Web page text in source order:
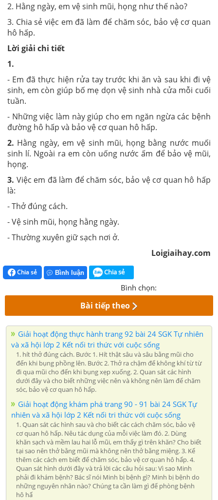
2. Hằng ngày, em vệ sinh mũi, họng như thế nào?
3. Chia sẻ việc em đã làm để chăm sóc, bảo vệ cơ quan
hô hấp.
Lời giải chi tiết
1.
- Em đã thực hiện rửa tay trước khi ăn và sau khi đi vệ
sinh, em còn giúp bố mẹ dọn vệ sinh nhà cửa mỗi cuối
tuần.
- Những việc làm này giúp cho em ngăn ngừa các bệnh
đường hô hấp và bảo vệ cơ quan hô hấp.
2. Hằng ngày, em vệ sinh mũi, họng bằng nước muối
sinh lí. Ngoài ra em còn uống nước ấm để bảo vệ mũi,
họng.
3. Việc em đã làm để chăm sóc, bảo vệ cơ quan hô hấp
là:
- Thở đúng cách.
- Vệ sinh mũi, họng hằng ngày.
- Thường xuyên giữ sạch nơi ở.
Loigiaihay.com
Chia sẻ Bình luận Chia sẻ
Bình chọn:
Bài tiếp theo
Giải hoạt động thực hành trang 92 bài 24 SGK Tự nhiên
và xã hội lớp 2 Kết nối tri thức với cuộc sống
1. hít thở đúng cách. Bước 1. Hít thật sâu và sâu bằng mũi cho
đến khi bụng phồng lên. Bước 2. Thở ra chậm để không khí từ từ
đi qua mũi cho đến khi bụng xẹp xuống. 2. Quan sát các hình
dưới đây và cho biết những việc nên và không nên làm để chăm
sóc, bảo vệ cơ quan hô hấp.
Giải hoạt động khám phá trang 90 - 91 bài 24 SGK Tự
nhiên và xã hội lớp 2 Kết nối tri thức với cuộc sống
1. Quan sát các hình sau và cho biết các cách chăm sóc, bảo vệ
cơ quan hô hấp. Nêu tác dụng của mỗi việc làm đó. 2. Dùng
khăn sạch và mềm lau hai lỗ mũi, em thấy gì trên khăn? Cho biết
tại sao nên thở bằng mũi mà không nên thở bằng miệng. 3. Kể
thêm các cách em biết để chăm sóc, bảo vệ cơ quan hô hấp. 4.
Quan sát hình dưới đây và trả lời các câu hỏi sau: Vì sao Minh
phải đi khám bệnh? Bác sĩ nói Minh bị bệnh gì? Minh bị bệnh do
những nguyên nhân nào? Chúng ta cần làm gì để phòng bệnh
hô hấ